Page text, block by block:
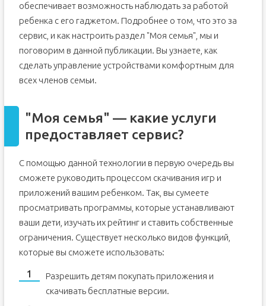
обеспечивает возможность наблюдать за работой
ребенка с его гаджетом. Подробнее о том, что это за
сервис, и как настроить раздел "Моя семья", мы и
поговорим в данной публикации. Вы узнаете, как
сделать управление устройствами комфортным для
всех членов семьи.
"Моя семья" — какие услуги
предоставляет сервис?
С помощью данной технологии в первую очередь вы
сможете руководить процессом скачивания игр и
приложений вашим ребенком. Так, вы сумеете
просматривать программы, которые устанавливают
ваши дети, изучать их рейтинг и ставить собственные
ограничения. Существует несколько видов функций,
которые вы сможете использовать:
Разрешить детям покупать приложения и
скачивать бесплатные версии.